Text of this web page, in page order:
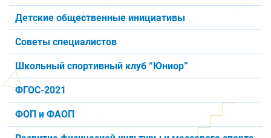
Детские общественные инициативы
Советы специалистов
Школьный спортивный клуб “Юниор”
ФГОС-2021
ФОП и ФАОП